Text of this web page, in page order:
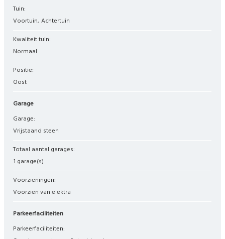
Tuin:
Voortuin Achtertuin
Kwaliteit tuin:
Normaal
Positie:
Oost
Garage
Garage:
Vrijstaand steen
Totaal aantal garages:
1 garage(s)
Voorzieningen:
Voorzien van elektra
Parkeerfaciliteiten
Parkeerfaciliteiten: